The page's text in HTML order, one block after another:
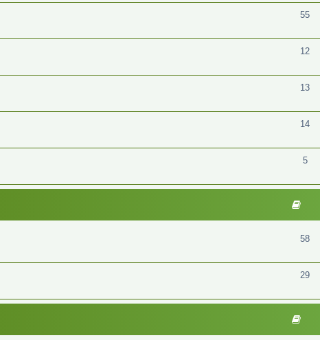
55
12
13
14
5
58
29